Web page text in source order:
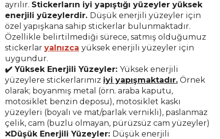
ayrılır. Stickerların iyi yapıştığı yüzeyler yüksek
enerjili yüzeylerdir. Düşük enerjili yüzeyler için
özel yapışkana sahip stickerlar bulunmaktadır.
Özellikle belirtilmediği sürece, satmış olduğumuz
stickerlar yalnızca yüksek enerjili yüzeyler için
uygundur.
✔️ Yüksek Enerjili Yüzeyler: Yüksek enerjili
yüzeylere stickerlarımız iyi yapışmaktadır. Örnek
olarak; boyanmış metal (örn. araba kaputu,
motosiklet benzin deposu), motosiklet kaskı
yüzeyleri (boyalı ve mat/parlak vernikli), paslanmaz
çelik, cam (buzlu olmayan, pürüzsüz cam yüzeyler)
❌Düşük Enerjili Yüzeyler: Düşük enerjili